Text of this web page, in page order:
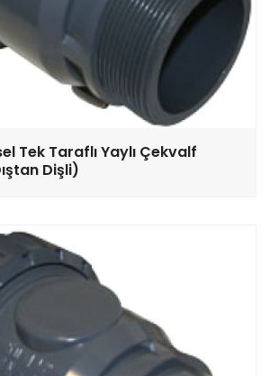
Tek Taraflı Yaylı Çekvalf
Dişli)